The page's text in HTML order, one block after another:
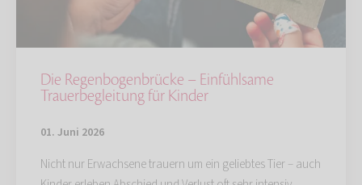
Die Regenbogenbrücke – Einfühlsame
Trauerbegleitung für Kinder
01. Juni 2026
Nicht nur Erwachsene trauern um ein geliebtes Tier – auch